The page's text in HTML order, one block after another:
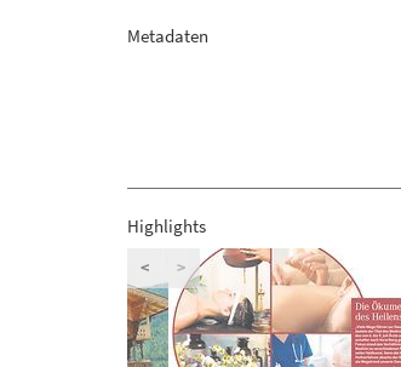
Metadaten
Highlights
< >